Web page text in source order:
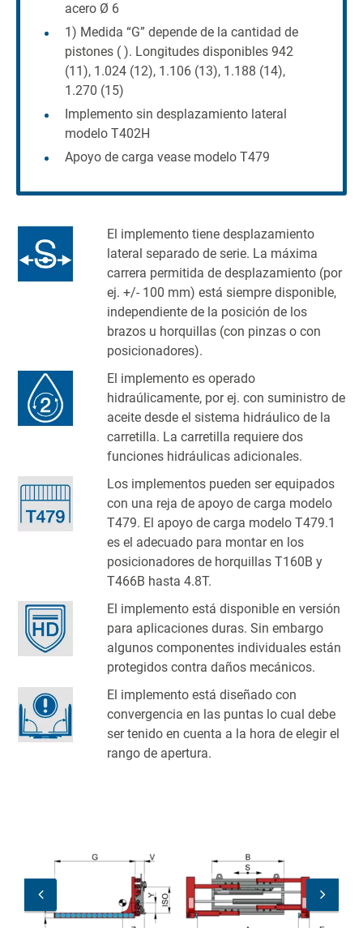
acero Ø 6
1) Medida “G” depende de la cantidad de
pistones ( ). Longitudes disponibles 942
(11), 1.024 (12), 1.106 (13), 1.188 (14),
1.270 (15)
Implemento sin desplazamiento lateral
modelo T402H
Apoyo de carga vease modelo T479
El implemento tiene desplazamiento
lateral separado de serie. La máxima
carrera permitida de desplazamiento (por
ej. +/- 100 mm) está siempre disponible,
independiente de la posición de los
brazos u horquillas (con pinzas o con
posicionadores).
El implemento es operado
hidraúlicamente, por ej. con suministro de
aceite desde el sistema hidráulico de la
carretilla. La carretilla requiere dos
funciones hidráulicas adicionales.
Los implementos pueden ser equipados
con una reja de apoyo de carga modelo
T479. El apoyo de carga modelo T479.1
es el adecuado para montar en los
posicionadores de horquillas T160B y
T466B hasta 4.8T.
El implemento está disponible en versión
para aplicaciones duras. Sin embargo
algunos componentes individuales están
protegidos contra daños mecánicos.
El implemento está diseñado con
convergencia en las puntas lo cual debe
ser tenido en cuenta a la hora de elegir el
rango de apertura.